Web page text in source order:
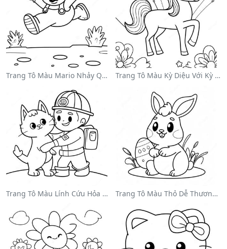
Trang Tô Màu Mario Nhảy Qua Goombas Trang Tô Màu Kỳ Diệu Với Kỳ Lân Trong Cầu Vồng
Trang Tô Màu Lính Cứu Hỏa Dũng Cảm Cứu Mèo Trang Tô Màu Thỏ Dễ Thương Cho Lễ Phục Sinh